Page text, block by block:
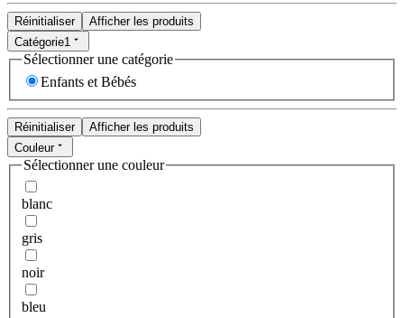
Réinitialiser
Afficher les produits
Catégorie1
Sélectionner une catégorie
Enfants et Bébés
Réinitialiser
Afficher les produits
Couleur
Sélectionner une couleur
blanc
gris
noir
bleu